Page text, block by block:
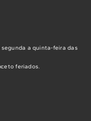
a quinta-feira das
feriados.